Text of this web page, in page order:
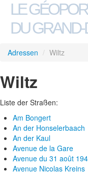
LE
DU
Adressen / Wiltz
Wiltz
Liste der Straßen:
Am Bongert
An der Honselerbaach
An der Kaul
Avenue de la Gare
Avenue du 31 août
Avenue Nicolas Kreins